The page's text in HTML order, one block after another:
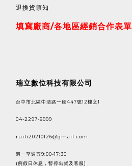
退換貨須知
填寫廠商/各地區經銷合作表單
瑞立數位科技有限公司
台中市北區中清路一段447號12樓之1
04-2297-8999
ruili20210126@gmail.com
週一至週五9:00-17:30
(例假日休息，暫停出貨及客服)